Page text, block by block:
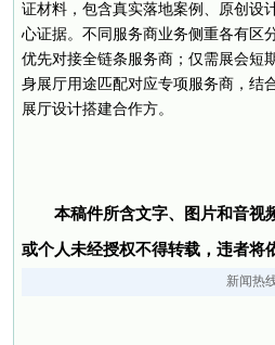
证材料，包含真实落地案例、原创设
心证据。不同服务商业务侧重各有区
优先对接全链条服务商；仅需展会短
身展厅用途匹配对应专项服务商，结
展厅设计搭建合作方。
本稿件所含文字、图片和音视
或个人未经授权不得转载，违者将
新闻热